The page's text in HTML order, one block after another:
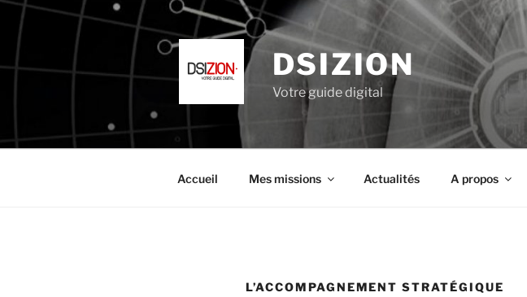
Aller
contenu
principal
DSIZION
Votre guide digital
Accueil Mes missions Actualités A propos
L’ACCOMPAGNEMENT STRATÉGIQUE